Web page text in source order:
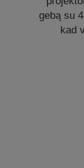
gebą su
kad